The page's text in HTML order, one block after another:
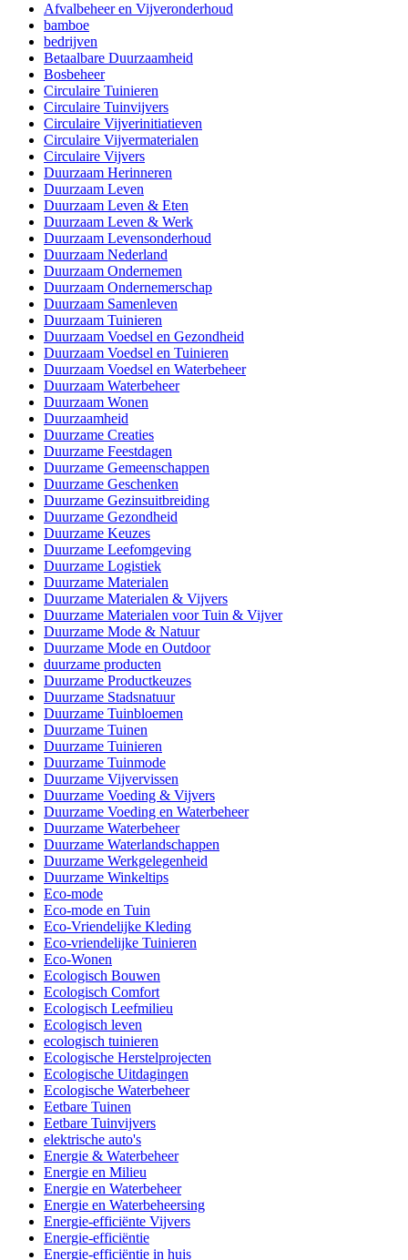
Afvalbeheer en Vijveronderhoud
bamboe
bedrijven
Betaalbare Duurzaamheid
Bosbeheer
Circulaire Tuinieren
Circulaire Tuinvijvers
Circulaire Vijverinitiatieven
Circulaire Vijvermaterialen
Circulaire Vijvers
Duurzaam Herinneren
Duurzaam Leven
Duurzaam Leven & Eten
Duurzaam Leven & Werk
Duurzaam Levensonderhoud
Duurzaam Nederland
Duurzaam Ondernemen
Duurzaam Ondernemerschap
Duurzaam Samenleven
Duurzaam Tuinieren
Duurzaam Voedsel en Gezondheid
Duurzaam Voedsel en Tuinieren
Duurzaam Voedsel en Waterbeheer
Duurzaam Waterbeheer
Duurzaam Wonen
Duurzaamheid
Duurzame Creaties
Duurzame Feestdagen
Duurzame Gemeenschappen
Duurzame Geschenken
Duurzame Gezinsuitbreiding
Duurzame Gezondheid
Duurzame Keuzes
Duurzame Leefomgeving
Duurzame Logistiek
Duurzame Materialen
Duurzame Materialen & Vijvers
Duurzame Materialen voor Tuin & Vijver
Duurzame Mode & Natuur
Duurzame Mode en Outdoor
duurzame producten
Duurzame Productkeuzes
Duurzame Stadsnatuur
Duurzame Tuinbloemen
Duurzame Tuinen
Duurzame Tuinieren
Duurzame Tuinmode
Duurzame Vijvervissen
Duurzame Voeding & Vijvers
Duurzame Voeding en Waterbeheer
Duurzame Waterbeheer
Duurzame Waterlandschappen
Duurzame Werkgelegenheid
Duurzame Winkeltips
Eco-mode
Eco-mode en Tuin
Eco-Vriendelijke Kleding
Eco-vriendelijke Tuinieren
Eco-Wonen
Ecologisch Bouwen
Ecologisch Comfort
Ecologisch Leefmilieu
Ecologisch leven
ecologisch tuinieren
Ecologische Herstelprojecten
Ecologische Uitdagingen
Ecologische Waterbeheer
Eetbare Tuinen
Eetbare Tuinvijvers
elektrische auto's
Energie & Waterbeheer
Energie en Milieu
Energie en Waterbeheer
Energie en Waterbeheersing
Energie-efficiënte Vijvers
Energie-efficiëntie
Energie-efficiëntie in huis